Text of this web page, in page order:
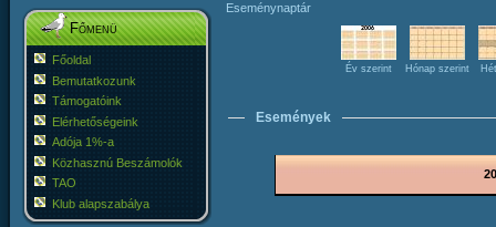
Főmenü
Főoldal
Bemutatkozunk
Támogatóink
Elérhetőségeink
Adója 1%-a
Közhasznú Beszámolók
TAO
Klub alapszabálya
Eseménynaptár
Év szerint Hónap szerint
Események